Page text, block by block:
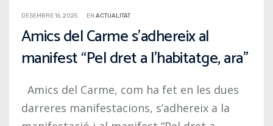
DESEMBRE 16, 2025 EN ACTUALITAT
Amics del Carme s’adhereix al
manifest “Pel dret a l’habitatge, ara”
Amics del Carme, com ha fet en les dues
darreres manifestacions, s’adhereix a la